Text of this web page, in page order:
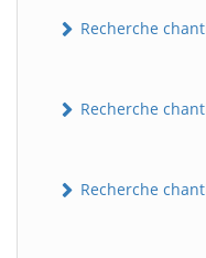
Recherche
Recherche
Recherche